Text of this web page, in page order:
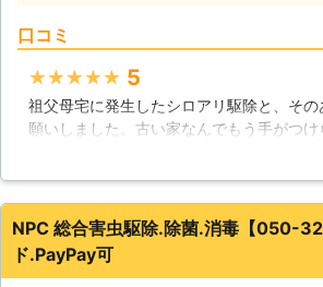
うな些細なこと
おりますので、
でご連絡くだ
従業員一同心よ
す。 【地震に強い家にするために】
シロアリはお客
口コミ
★★★★★ 5
祖父母宅に発生したシロアリ駆除と、そ
願いしました。古い家なんでもう手がつ
らは電話で見積もりしてもらえたのでよ
になりました。消毒と防腐処理をしてもら
もないし、体に悪影響はないものだそうで
性従業員の方が対応してくれたのも嬉しか
NPC 総合害虫駆除.除菌.消毒【050-
ド.PayPay可